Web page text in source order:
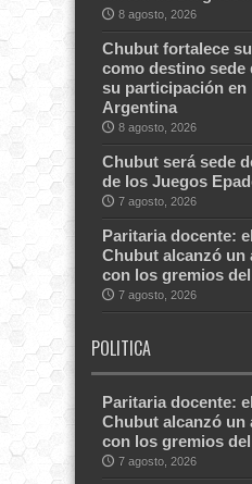
8 agosto, 2026
Chubut fortalece
como destino sede
su participación en
Argentina
8 agosto, 2026
Chubut será sede
de los Juegos
7 agosto, 2026
Paritaria docente:
Chubut alcanzó un
con los gremios
7 agosto, 2026
POLITICA
Paritaria docente:
Chubut alcanzó un
con los gremios
7 agosto, 2026